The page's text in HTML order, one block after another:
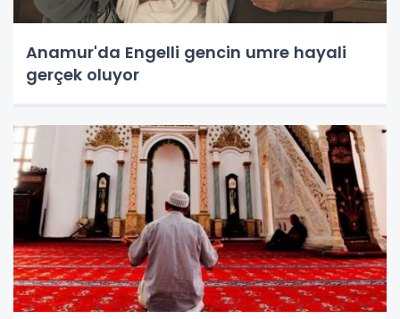
Anamur'da Engelli gencin umre hayali
gerçek oluyor